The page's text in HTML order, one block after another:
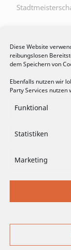
Diese Website
reibungslosen
dem Speichern von
Ebenfalls nutzen wir
Party Services nutzen
Funktional
Statistiken
Marketing
FACEBOOK
Cookies